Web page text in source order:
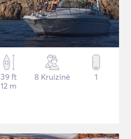
39 ft
12 m
8 Kruizinė 1